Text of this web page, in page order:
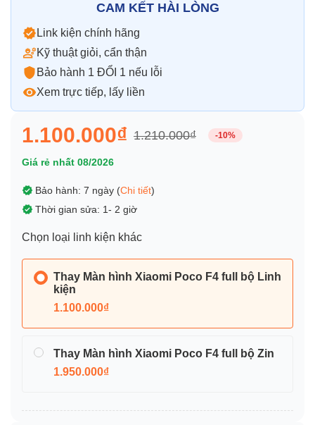
CAM KẾT HÀI LÒNG
Link kiện chính hãng
Kỹ thuật giỏi, cẩn thận
Bảo hành 1 ĐỔI 1 nếu lỗi
Xem trực tiếp, lấy liền
1.100.000₫ 1.210.000₫ -10%
Giá rẻ nhất 08/2026
Bảo hành: 7 ngày (Chi tiết)
Thời gian sửa: 1- 2 giờ
Chọn loại linh kiện khác
Thay Màn hình Xiaomi Poco F4 full bộ Linh
kiện
1.100.000₫
Thay Màn hình Xiaomi Poco F4 full bộ Zin
1.950.000₫